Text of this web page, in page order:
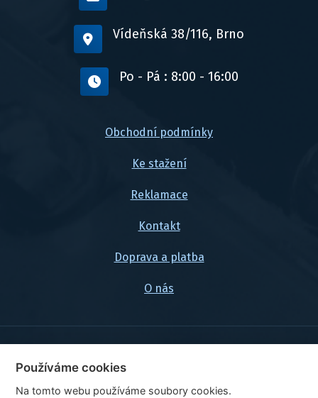
Vídeňská 38/116, Brno
Po - Pá : 8:00 - 16:00
Obchodní podmínky
Ke stažení
Reklamace
Kontakt
Doprava a platba
O nás
© 2026, FlexaMi Auto s.r.o.
Ceny jsou uvedeny vč. DPH
Používáme cookies
Na tomto webu používáme soubory cookies.